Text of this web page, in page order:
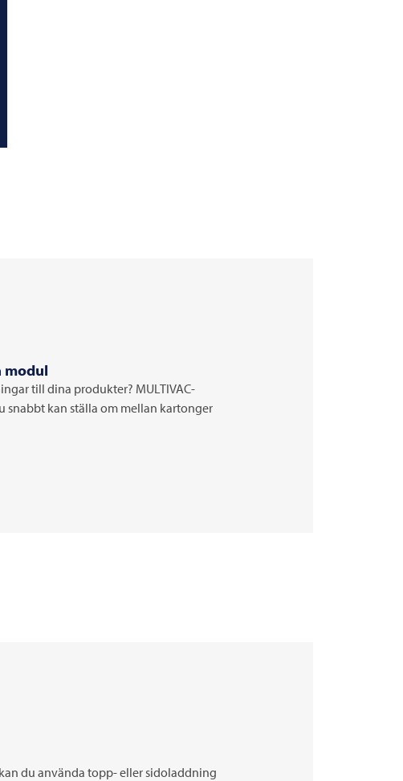
modul
till dina produkter? MULTIVAC-
snabbt kan ställa om mellan kartonger
du använda topp- eller sidoladdning